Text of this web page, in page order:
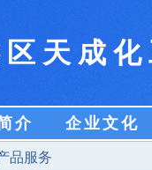
天成化
介 企业文化
品服务